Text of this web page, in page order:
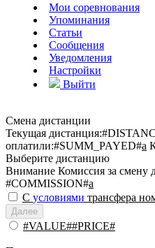
Мои соревнования
Упоминания
Статьи
Сообщения
Уведомления
Настройки
Выйти
Смена дистанции
Текущая дистанция:
оплатили:#SUMM_PAYED#a
Выберите дистанцию
Внимание Комиссия за смену
#COMMISSION#a
С условиями трансфера
Далее
#VALUE##PRICE#